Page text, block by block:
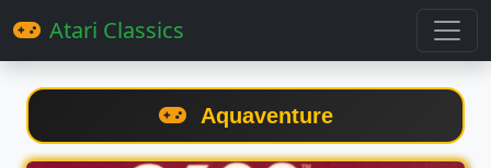
Atari Classics
Aquaventure